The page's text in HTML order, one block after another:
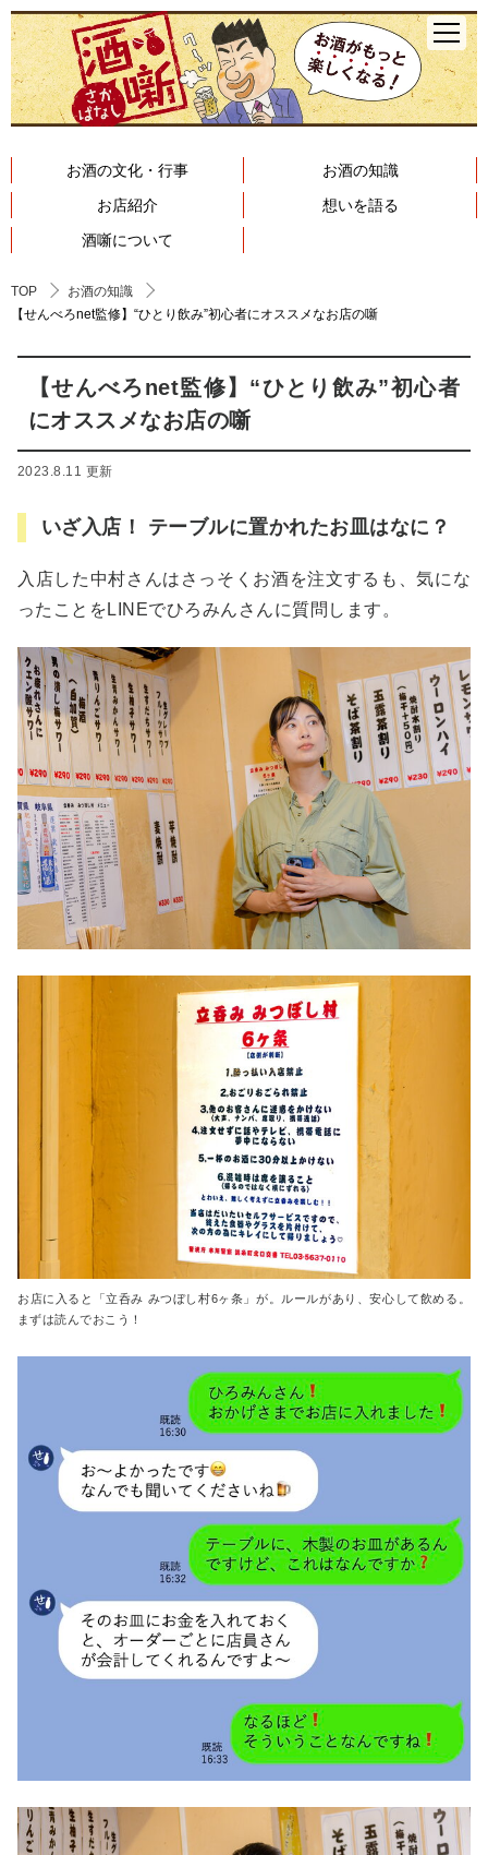
お酒の文化・行事
お酒の知識
お店紹介
想いを語る
酒噺について
TOP
お酒の知識
【せんべろnet監修】“ひとり飲み”初心者にオススメなお店の噺
【せんべろnet監修】“ひとり飲み”初心者
にオススメなお店の噺
2023.8.11 更新
いざ入店！ テーブルに置かれたお皿はなに？
入店した中村さんはさっそくお酒を注文するも、気にな
ったことをLINEでひろみんさんに質問します。
お店に入ると「立呑み みつぼし村6ヶ条」が。ルールがあり、安心して飲める。
まずは読んでおこう！